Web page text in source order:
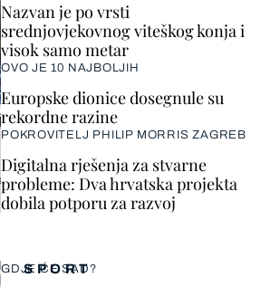
SPORT
GDJE ĆE SAD?
Nazvan je po vrsti
srednjovjekovnog viteškog konja i
visok samo metar
OVO JE 10 NAJBOLJIH
Europske dionice dosegnule su
rekordne razine
POKROVITELJ PHILIP MORRIS ZAGREB
Digitalna rješenja za stvarne
probleme: Dva hrvatska projekta
dobila potporu za razvoj